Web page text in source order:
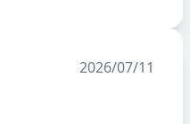
2026/07/11